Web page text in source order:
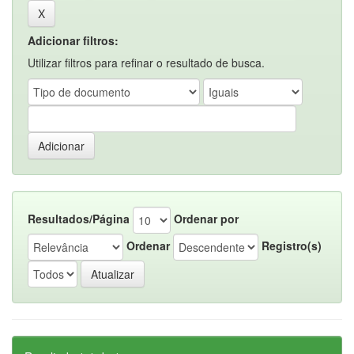
Adicionar filtros:
Utilizar filtros para refinar o resultado de busca.
Resultados/Página
Ordenar por
Ordenar
Registro(s)